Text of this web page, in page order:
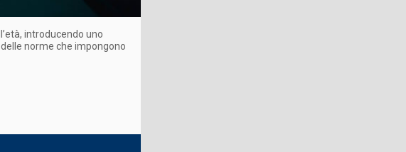
introducendo uno
norme che impongono